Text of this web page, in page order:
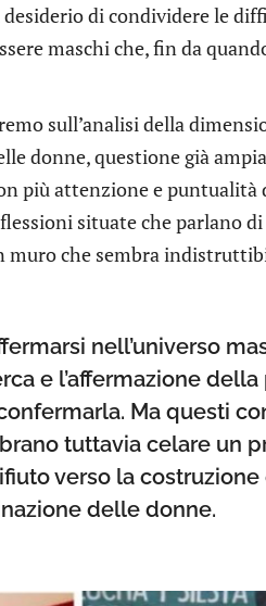
di condividere le
maschi che, fin da
sull’analisi della
donne, questione già
più attenzione e puntualità
situate che parlano
muro che sembra
nell’universo
e l’affermazione
Ma questi
tuttavia celare un
verso la
delle donne.